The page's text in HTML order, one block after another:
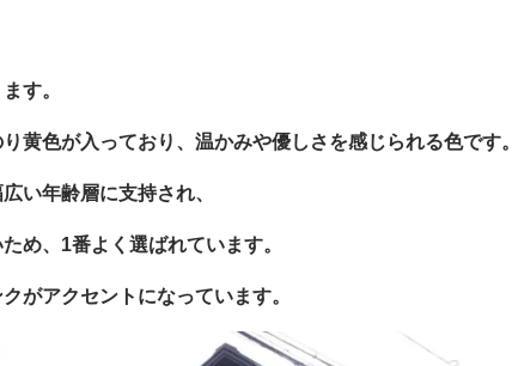
す。
黄色が入っており、温かみや優しさを感じられる色です。
い年齢層に支持され、
め、1番よく選ばれています。
がアクセントになっています。